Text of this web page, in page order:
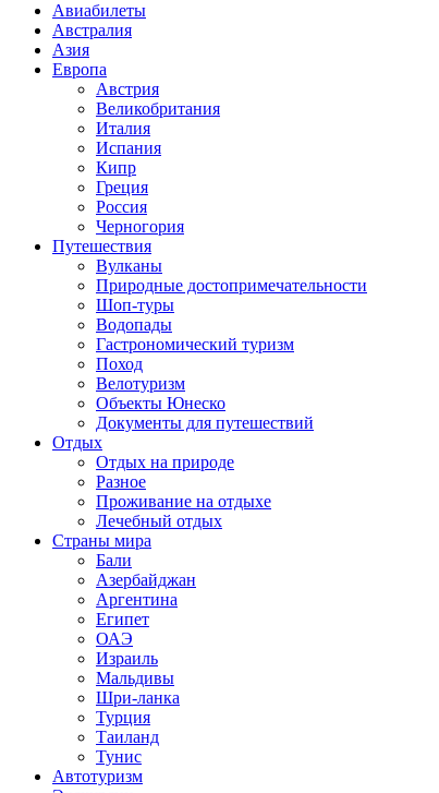
Авиабилеты
Австралия
Азия
Европа
Австрия
Великобритания
Италия
Испания
Кипр
Греция
Россия
Черногория
Путешествия
Вулканы
Природные достопримечательности
Шоп-туры
Водопады
Гастрономический туризм
Поход
Велотуризм
Объекты Юнеско
Документы для путешествий
Отдых
Отдых на природе
Разное
Проживание на отдыхе
Лечебный отдых
Страны мира
Бали
Азербайджан
Аргентина
Египет
ОАЭ
Израиль
Мальдивы
Шри-ланка
Турция
Таиланд
Тунис
Автотуризм